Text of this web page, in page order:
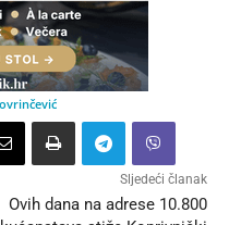
Sljedeći članak
Ovih dana na adrese 10.800